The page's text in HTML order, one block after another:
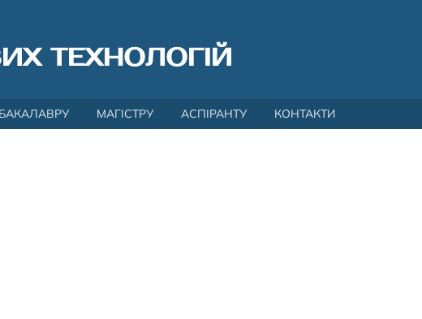
ТЕХНОЛОГІЙ
БАКАЛАВРУ МАГІСТРУ АСПІРАНТУ КОНТАКТИ